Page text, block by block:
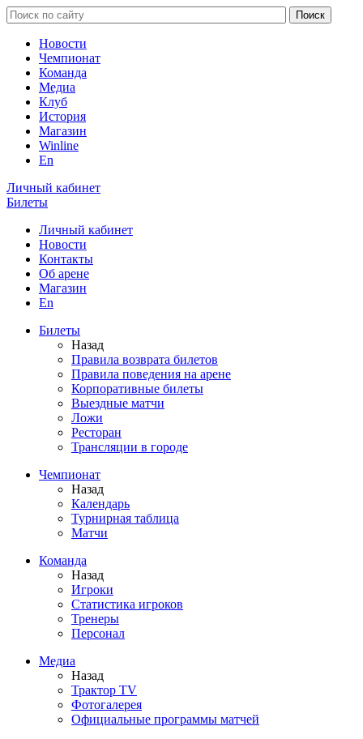
Новости
Чемпионат
Команда
Медиа
Клуб
История
Магазин
Winline
En
Личный кабинет
Билеты
Личный кабинет
Новости
Контакты
Об арене
Магазин
En
Билеты
Назад
Правила возврата билетов
Правила поведения на арене
Корпоративные билеты
Выездные матчи
Ложи
Ресторан
Трансляции в городе
Чемпионат
Назад
Календарь
Турнирная таблица
Матчи
Команда
Назад
Игроки
Статистика игроков
Тренеры
Персонал
Медиа
Назад
Трактор TV
Фотогалерея
Официальные программы матчей